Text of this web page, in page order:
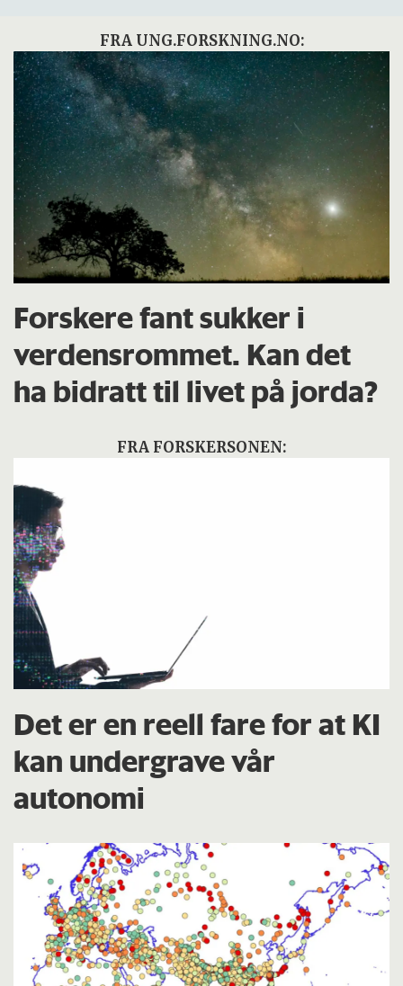
FRA UNG.FORSKNING.NO:
Forskere fant sukker i
verdensrommet. Kan det
ha bidratt til livet på jorda?
FRA FORSKERSONEN:
Det er en reell fare for at KI
kan undergrave vår
autonomi